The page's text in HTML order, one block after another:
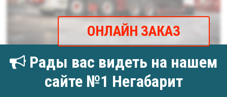
ОНЛАЙН ЗАКАЗ
Рады вас видеть на нашем
сайте №1 Негабарит